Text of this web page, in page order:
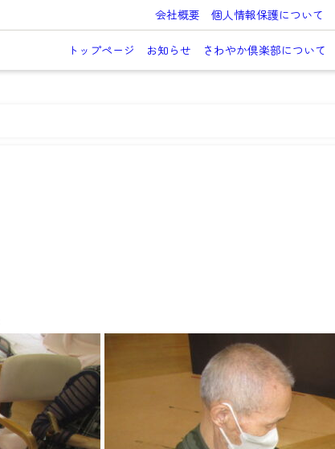
会社概要 個人情報保護について
トップページ お知らせ さわやか倶楽部について